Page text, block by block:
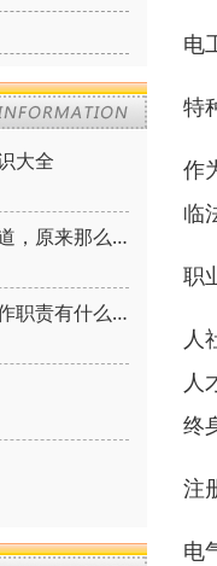
大全
电工能干的岗位有哪些？不看不知道，原来那么多
电工职业技能标准来啦！​电工的工作职责有什么？电工证书怎么考？
电
特
作
临
职
人
人
终
注
电